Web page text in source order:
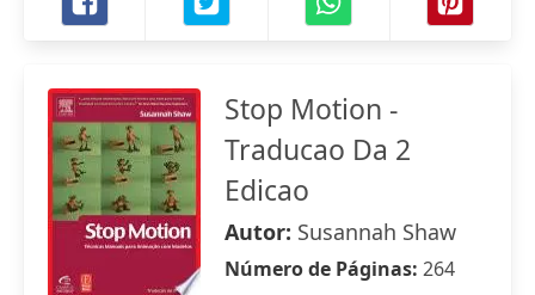
Stop Motion -
Traducao Da 2
Edicao
Autor: Susannah Shaw
Número de Páginas: 264